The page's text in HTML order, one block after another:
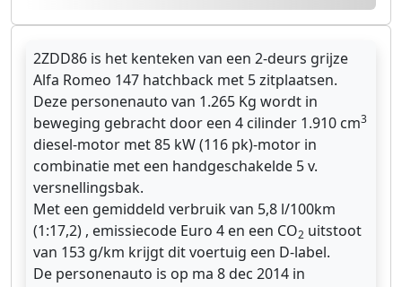
2ZDD86 is het kenteken van een 2-deurs grijze
Alfa Romeo 147 hatchback met 5 zitplaatsen.
Deze personenauto van 1.265 Kg wordt in
beweging gebracht door een 4 cilinder 1.910 cm3
diesel-motor met 85 kW (116 pk)-motor in
combinatie met een handgeschakelde 5 v.
versnellingsbak.
Met een gemiddeld verbruik van 5,8 l/100km
(1:17,2) , emissiecode Euro 4 en een CO2 uitstoot
van 153 g/km krijgt dit voertuig een D-label.
De personenauto is op ma 8 dec 2014 in